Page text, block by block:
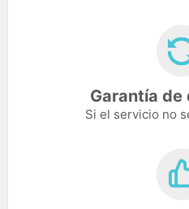
Garantía de
Si el servicio no